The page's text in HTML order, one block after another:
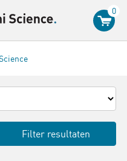
0
Filter resultaten